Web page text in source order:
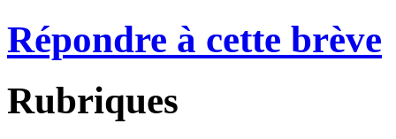
Répondre à cette brève
Rubriques